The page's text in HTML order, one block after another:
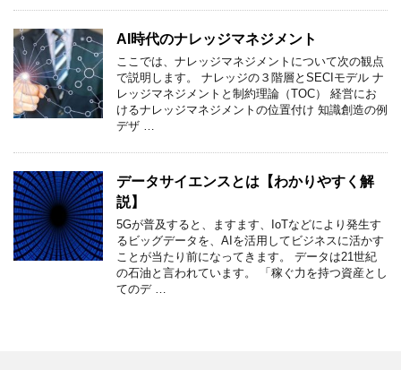
AI時代のナレッジマネジメント
ここでは、ナレッジマネジメントについて次の観点
で説明します。 ナレッジの３階層とSECIモデル ナ
レッジマネジメントと制約理論（TOC） 経営にお
けるナレッジマネジメントの位置付け 知識創造の例
デザ …
データサイエンスとは【わかりやすく解
説】
5Gが普及すると、ますます、IoTなどにより発生す
るビッグデータを、AIを活用してビジネスに活かす
ことが当たり前になってきます。 データは21世紀
の石油と言われています。 「稼ぐ力を持つ資産とし
てのデ …